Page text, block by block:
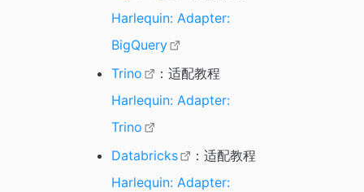
Harlequin: Adapter:
BigQuery
Trino
：适配教程
Harlequin: Adapter:
Trino
Databricks
：适配教程
Harlequin: Adapter: